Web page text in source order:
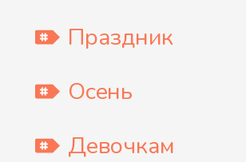
Праздник
Осень
Девочкам